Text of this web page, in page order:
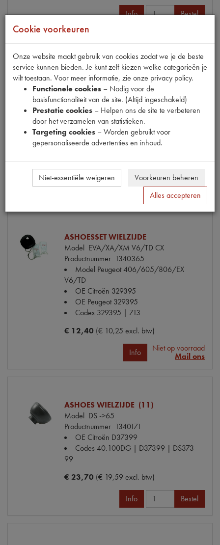
Info Bestel
ASHOES BAKZIJDE TRIPOIDE
ModelDS->65 ROND ALU.HUIS
Productnummer1340177
OE Citroën D37288
Codes 1340177 | 1D5409965T | A025
| D37288 | D5409965T
Maten [PW 2]
€ 42,51(€ 35,13 excl. btw)
Bestel
ASHOESSET WIELZIJDE
Model EVA/XA/XM V6/TD CX
Productnummer 1340365
Model Peugeot406/605/806/EX
V6/TD
OE Citroën 329395
OE Peugeot 329395
Codes 329395 | 713
€ 12,40 (€ 10,25 excl. btw)
Info
Niet op voorraad
Mail ons
ASHOES WIELZIJDE (11)
Model DS ->65
Productnummer 1340171
OE Citroën D37399
Codes 40.100DG | D37399 | DS373-
99
€ 23,70 (€ 19,59 excl. btw)
Info Bestel
Cookie voorkeuren
Onze website maakt gebruik van cookies zodat we je de beste
service kunnen bieden. Je kunt zelf kiezen welke categorieën je
wilt toestaan. Voor meer informatie, zie onze privacy policy.
Functionele cookies – Nodig voor de
basisfunctionaliteit van de site. (Altijd ingeschakeld)
Prestatie cookies – Helpen ons de site te verbeteren
door het verzamelen van statistieken.
Targeting cookies – Worden gebruikt voor
gepersonaliseerde advertenties en inhoud.
Niet-essentiële weigeren
Voorkeuren beheren
Alles accepteren